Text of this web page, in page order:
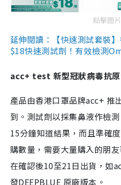
點擊圖
延伸閱讀：【快速測試套裝
$18快速測試劑！有效檢測
acc+ test 新型冠狀病毒抗
產品由香港口罩品牌acc+ 推
到。測試劑以採集鼻液作檢
15分鐘知道結果，而且準確
購數量，需要大量購入的朋
在確認後10至21日出貨，如
發DEEPBLUE 原廠版本。